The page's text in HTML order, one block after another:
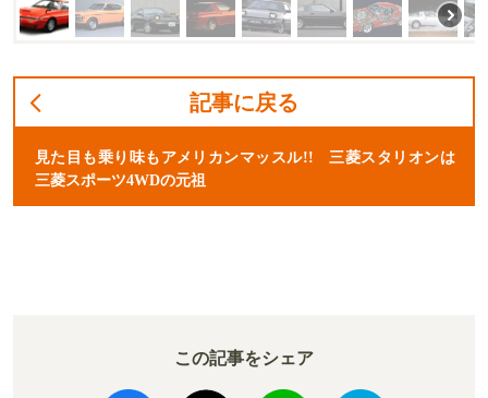
記事に戻る
見た目も乗り味もアメリカンマッスル!! 三菱スタリオンは
三菱スポーツ4WDの元祖
この記事をシェア